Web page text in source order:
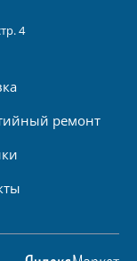
4
ремонт